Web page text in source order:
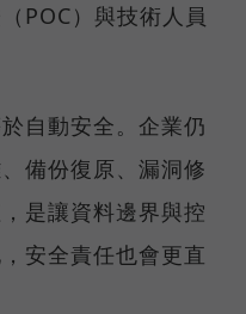
POC）與技術人員
自動安全。企業仍
備份復原、漏洞修
是讓資料邊界與控
安全責任也會更直